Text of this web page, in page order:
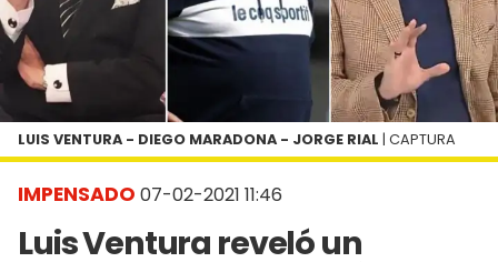
IMPENSADO 07-02-2021 11:46
Luis Ventura reveló un
LUIS VENTURA - DIEGO MARADONA - JORGE RIAL | CAPTURA